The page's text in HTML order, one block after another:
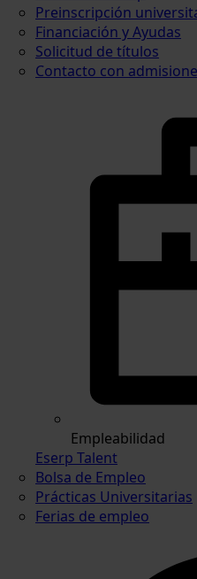
Preinscripción
Financiación y Ayudas
Solicitud de títulos
Contacto con
Empleabilidad
Eserp Talent
Bolsa de Empleo
Prácticas Universitarias
Ferias de empleo